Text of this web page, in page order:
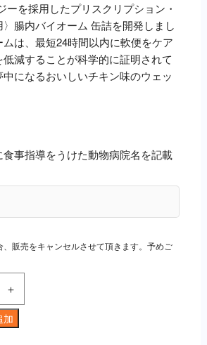
ーを採用したプリスクリプション・
腸内バイオーム 缶詰を開発しまし
は、最短24時間以内に軟便をケア
低減することが科学的に証明されて
になるおいしいチキン味のウェッ
食事指導をうけた動物病院名を記載
販売をキャンセルさせて頂きます。予めご
＋
加